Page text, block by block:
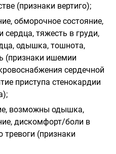
(признаки вертиго);
обморочное состояние,
тяжесть в груди,
одышка, тошнота,
(признаки ишемии
сердечной
приступа стенокардии
возможны одышка,
дискомфорт/боли в
тревоги (признаки